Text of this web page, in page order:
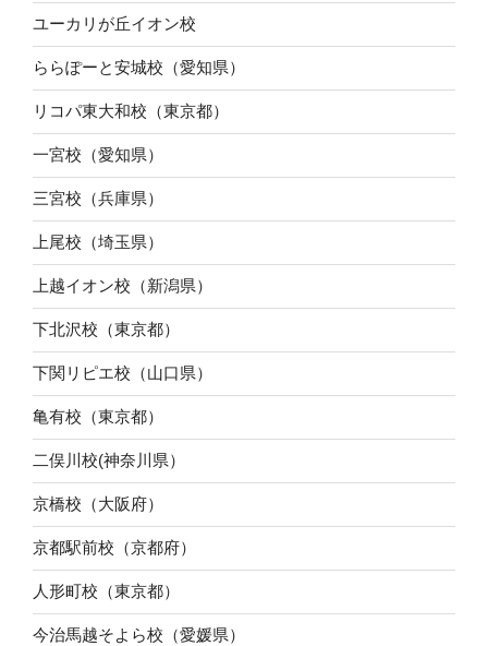
ユーカリが丘イオン校
ららぽーと安城校（愛知県）
リコパ東大和校（東京都）
一宮校（愛知県）
三宮校（兵庫県）
上尾校（埼玉県）
上越イオン校（新潟県）
下北沢校（東京都）
下関リピエ校（山口県）
亀有校（東京都）
二俣川校(神奈川県）
京橋校（大阪府）
京都駅前校（京都府）
人形町校（東京都）
今治馬越そよら校（愛媛県）